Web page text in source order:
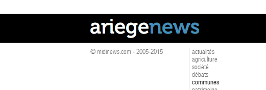
© midinews.com - 2005-2015
actualités
agriculture
société
débats
communes